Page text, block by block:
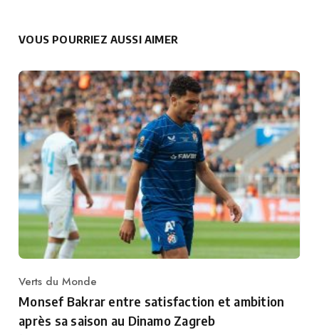
VOUS POURRIEZ AUSSI AIMER
Category
Verts du Monde
Monsef Bakrar entre satisfaction et ambition
après sa saison au Dinamo Zagreb